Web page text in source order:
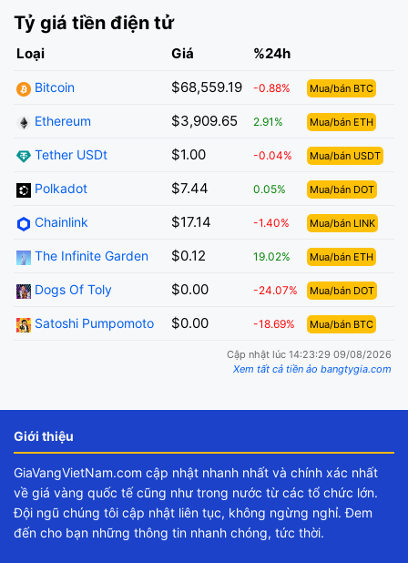
Tỷ giá tiền điện tử
Loại Giá %24h
Bitcoin $68,559.19 -0.88% Mua/bán BTC
Ethereum $3,909.65 2.91% Mua/bán ETH
Tether USDt $1.00 -0.04% Mua/bán USDT
Polkadot $7.44 0.05% Mua/bán DOT
Chainlink $17.14 -1.40% Mua/bán LINK
The Infinite Garden $0.12 19.02% Mua/bán ETH
Dogs Of Toly $0.00 -24.07% Mua/bán DOT
Satoshi Pumpomoto $0.00 -18.69% Mua/bán BTC
Cập nhật lúc 14:23:29 09/08/2026
Xem tất cả tiền ảo bangtygia.com
Giới thiệu
GiaVangVietNam.com cập nhật nhanh nhất và chính xác nhất
về giá vàng quốc tế cũng như trong nước từ các tổ chức lớn.
Đội ngũ chúng tôi cập nhật liên tục, không ngừng nghỉ. Đem
đến cho bạn những thông tin nhanh chóng, tức thời.